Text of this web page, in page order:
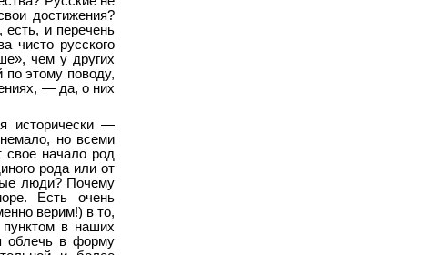
достижения?
и перечень
чисто русского
чем у других
по этому поводу,
— да, о них
исторически —
но всеми
свое начало род
рода или от
люди? Почему
Есть очень
верим!) в то,
в наших
облечь в форму